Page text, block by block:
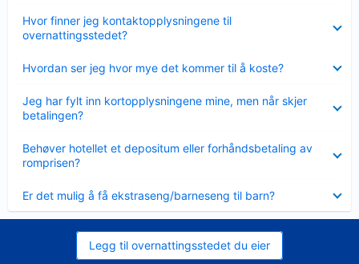
Hvor finner jeg kontaktopplysningene til
overnattingsstedet?
mindre
Hvordan ser jeg hvor mye det kommer til å koste?
mindre
Jeg har fylt inn kortopplysningene mine, men når skjer
betalingen?
mindre
Behøver hotellet et depositum eller forhåndsbetaling av
romprisen?
mindre
Er det mulig å få ekstraseng/barneseng til barn?
mindre
Legg til overnattingsstedet du eier